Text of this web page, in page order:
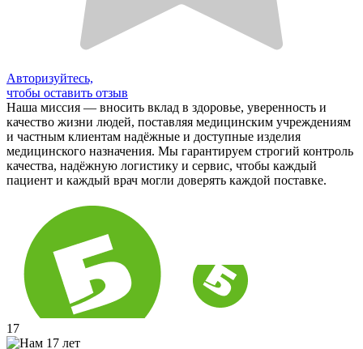
Авторизуйтесь,
чтобы оставить отзыв
Наша миссия — вносить вклад в здоровье, уверенность и
качество жизни людей, поставляя медицинским учреждениям
и частным клиентам надёжные и доступные изделия
медицинского назначения. Мы гарантируем строгий контроль
качества, надёжную логистику и сервис, чтобы каждый
пациент и каждый врач могли доверять каждой поставке.
17